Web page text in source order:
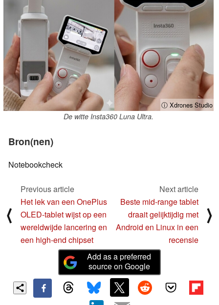
ⓘ Xdrones Studio
De witte Insta360 Luna Ultra.
Bron(nen)
Notebookcheck
⟨
Previous article
Het lek van een OnePlus
OLED-tablet wijst op een
wereldwijde lancering en
een high-end chipset
Next article
Beste mid-range tablet
draait gelijktijdig met
Android en Linux in een
recensie
⟩
Add as a preferred
source on Google